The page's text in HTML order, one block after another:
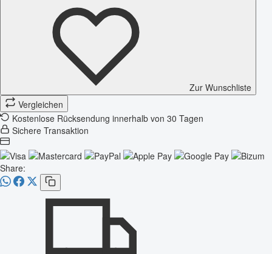
Zur Wunschliste
Vergleichen
Kostenlose Rücksendung innerhalb von 30 Tagen
Sichere Transaktion
Share: